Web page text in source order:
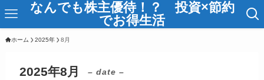
なんでも株主優待！？ 投資×節約
でお得生活
ホーム 2025年 8月
2025年8月 – date –